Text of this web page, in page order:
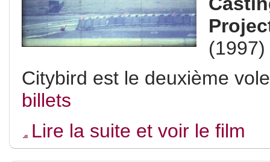
(1997)
Citybird est le deuxième
billets
Lire la suite et voir le film